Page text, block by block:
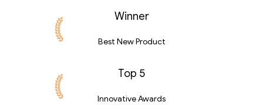
Winner
Best New Product
Top 5
Innovative Awards